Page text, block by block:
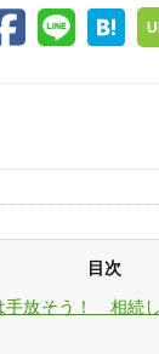
目次
手放そう！ 相続